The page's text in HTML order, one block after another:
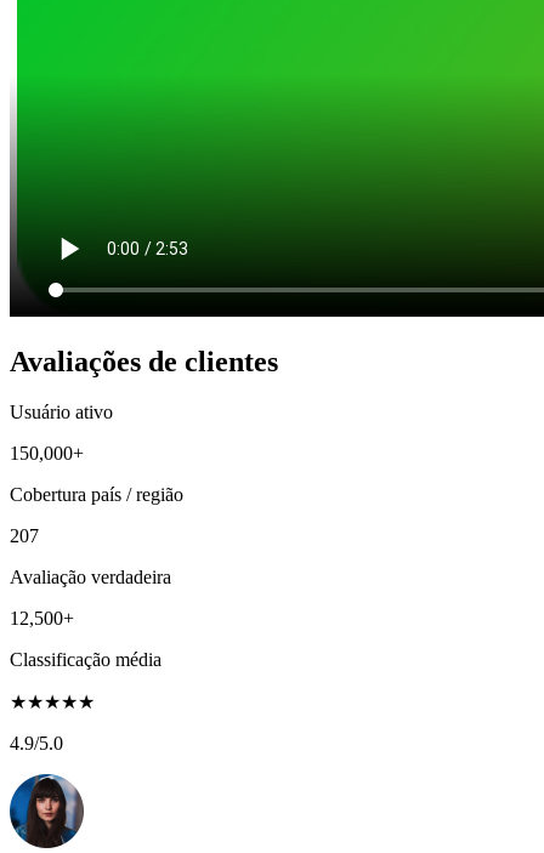
Avaliações de clientes
Usuário ativo
150,000+
Cobertura país / região
207
Avaliação verdadeira
12,500+
Classificação média
★★★★★
4.9/5.0